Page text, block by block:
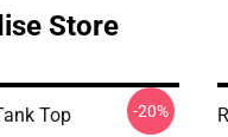
Store
Top -20%